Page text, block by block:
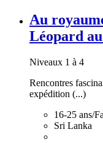
Au
Léopard
Niveaux 1 à 4
Rencontres
expédition (...)
16-25 ans/
Sri Lanka